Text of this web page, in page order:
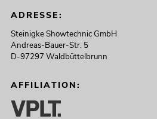
ADRESSE:
Steinigke Showtechnic GmbH
Andreas-Bauer-Str. 5
D-97297 Waldbüttelbrunn
AFFILIATION: